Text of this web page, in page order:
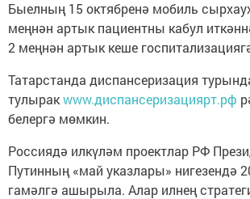
Быелның 15 октябренә мобиль
меңнән артык пациентны кабул
2 меңнән артык кеше
Татарстанда диспансеризация
тулыракwww.диспансеризациярт.рф
белергә мөмкин.
Россиядә илкүләм проектлар РФ
Путинның «май указлары» нигезендә
гамәлгә ашырыла. Алар илнең